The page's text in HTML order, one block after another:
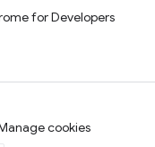
for Developers
cookies